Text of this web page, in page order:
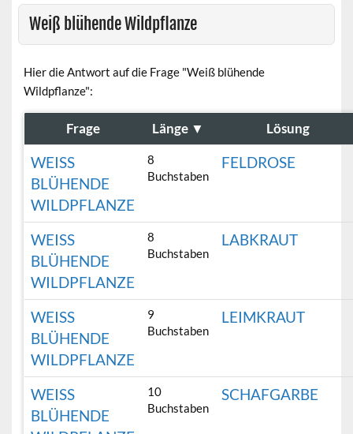
Weiß blühende Wildpflanze
Hier die Antwort auf die Frage "Weiß blühende
Wildpflanze":
Frage Länge ▼ Lösung
WEISS B
LÜHENDE W
ILDPFLANZE
8
Buchstaben
FELDROSE
WEISS B
LÜHENDE W
ILDPFLANZE
8
Buchstaben
LABKRAUT
WEISS B
LÜHENDE W
ILDPFLANZE
9
Buchstaben
LEIMKRAUT
WEISS B
LÜHENDE W
10
Buchstaben
SCHAFGARBE